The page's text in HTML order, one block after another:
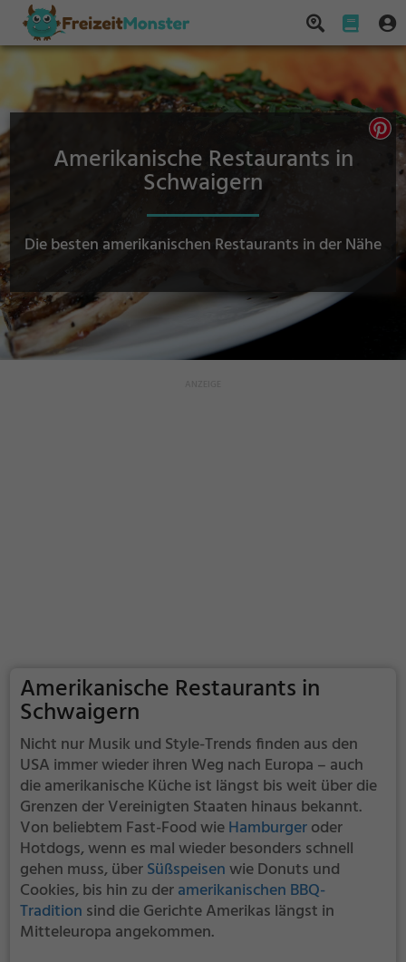
Amerikanische Restaurants in
Schwaigern
Die besten amerikanischen Restaurants in der Nähe
Amerikanische Restaurants in
Schwaigern
Nicht nur Musik und Style-Trends finden aus den
USA immer wieder ihren Weg nach Europa – auch
die amerikanische Küche ist längst bis weit über die
Grenzen der Vereinigten Staaten hinaus bekannt.
Von beliebtem Fast-Food wieHamburgeroder
Hotdogs, wenn es mal wieder besonders schnell
gehen muss, überSüßspeisenwie Donuts und
Cookies, bis hin zu deramerikanischen BBQ-
Tradition sind die Gerichte Amerikas längst in
Mitteleuropa angekommen.